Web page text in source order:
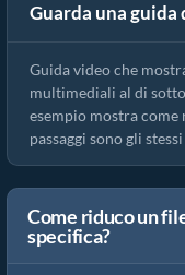
Guarda una guida
Come ridurre MP4 a
Guida video che
multimediali al di
esempio mostra
passaggi sono gli
Come riduco un
specifica?